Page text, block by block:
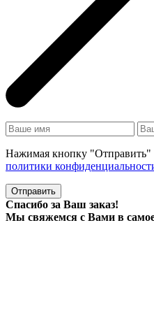
Нажимая кнопку "Отправить"
политики
Отправить
Спасибо за Ваш заказ!
Мы свяжемся с Вами в